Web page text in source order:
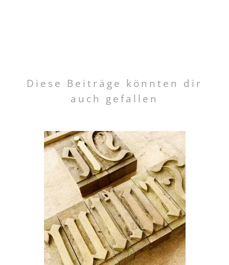
Diese Beiträge könnten dir
auch gefallen